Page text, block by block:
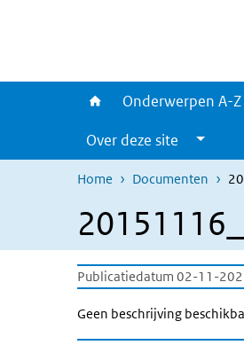
Onderwerpen A-Z
Over deze site
Home Documenten
Publicatiedatum 02-11-
Geen beschrijving